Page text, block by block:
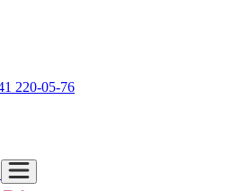
220-05-76